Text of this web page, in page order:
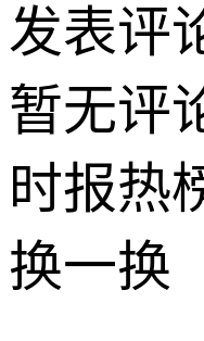
发表评
暂无评
时报热
换一换